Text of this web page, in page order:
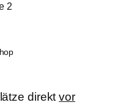
2
direktvor